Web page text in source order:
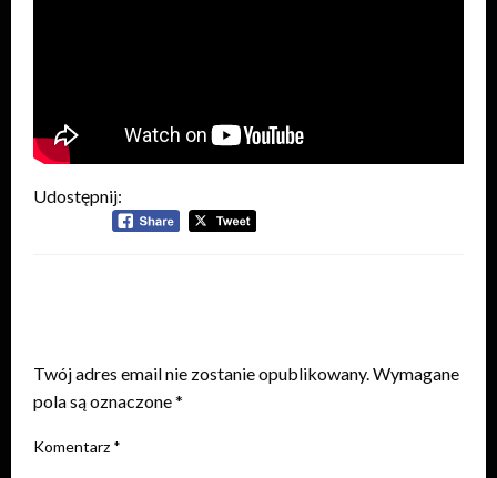
Udostępnij:
Twój adres email nie zostanie opublikowany.Wymagane
pola są oznaczone*
Komentarz *